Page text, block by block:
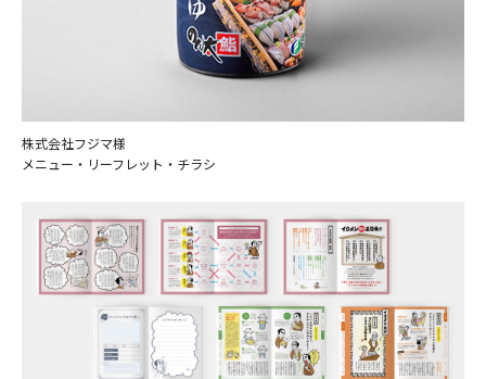
株式会社フジマ様
メニュー・リーフレット・チラシ